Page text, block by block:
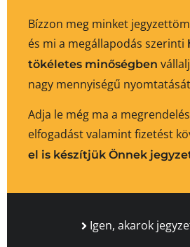
Bízzon meg minket
és mi a megállapodás szerinti
tökéletes minőségben
nagy mennyiségű
Adja le még ma a
elfogadást valamint fizetést
el is készítjük Önnek
Igen, akarok